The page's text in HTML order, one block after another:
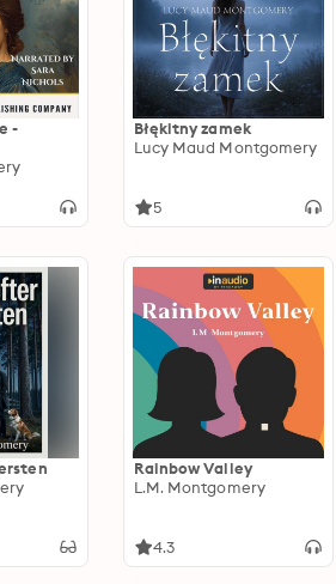
-
Błękitny zamek
Lucy Maud Montgomery
5
Rainbow Valley
L.M. Montgomery
4.3